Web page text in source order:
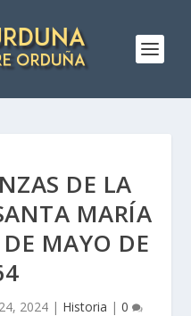
DE LA
MARÍ­A
MAYO DE
2024 | Historia | 0